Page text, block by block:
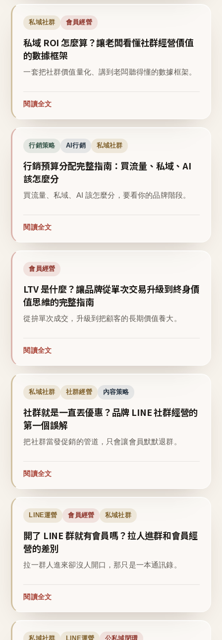
私域社群 會員經營
私域 ROI 怎麼算？讓老闆看懂社群經營價值
的數據框架
一套把社群價值量化、講到老闆聽得懂的數據框架。
閱讀全文
行銷策略 AI行銷 私域社群
行銷預算分配完整指南：買流量、私域、AI
該怎麼分
買流量、私域、AI 該怎麼分，要看你的品牌階段。
閱讀全文
會員經營
LTV 是什麼？讓品牌從單次交易升級到終身價
值思維的完整指南
從拚單次成交，升級到把顧客的長期價值養大。
閱讀全文
私域社群 社群經營 內容策略
社群就是一直丟優惠？品牌 LINE 社群經營的
第一個誤解
把社群當發促銷的管道，只會讓會員默默退群。
閱讀全文
LINE運營 會員經營 私域社群
開了 LINE 群就有會員嗎？拉人進群和會員經
營的差別
拉一群人進來卻沒人開口，那只是一本通訊錄。
閱讀全文